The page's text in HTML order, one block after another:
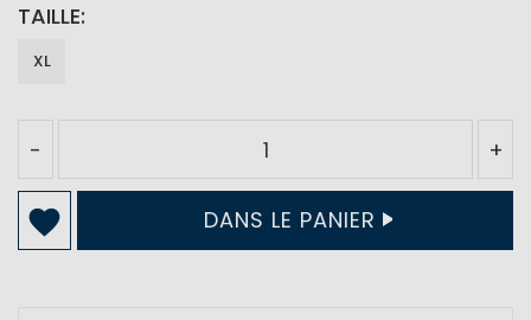
TAILLE
XL
- +
DANS LE PANIER